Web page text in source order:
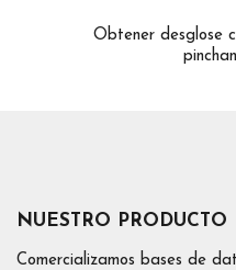
Obtener desglose
NUESTRO PRODUCTO
Comercializamos bases de